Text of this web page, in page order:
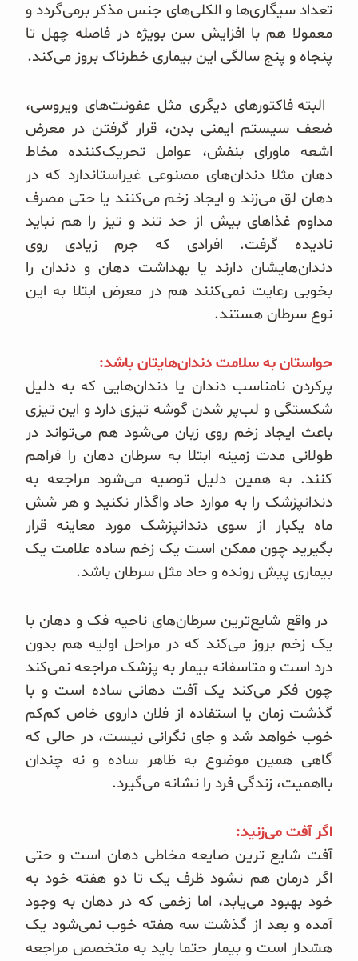
تعداد سیگاری‌ها و الکلی‌های جنس مذکر برمی‌گردد و
معمولا هم با افزایش سن بویژه در فاصله چهل تا
پنجاه و پنج سالگی این بیماری خطرناک بروز می‌کند.
البته فاکتورهای دیگری مثل عفونت‌های ویروسی،
ضعف سیستم ایمنی بدن، قرار گرفتن در معرض
اشعه ماورای بنفش، عوامل تحریک‌کننده مخاط
دهان مثلا دندان‌های مصنوعی غیراستاندارد که در
دهان لق می‌زند و ایجاد زخم می‌کنند یا حتی مصرف
مداوم غذاهای بیش از حد تند و تیز را هم نباید
نادیده گرفت. افرادی که جرم زیادی روی
دندان‌هایشان دارند یا بهداشت دهان و دندان را
بخوبی رعایت نمی‌کنند هم در معرض ابتلا به این
نوع سرطان هستند.
حواستان به سلامت دندان‌هایتان باشد:
پرکردن نامناسب دندان یا دندان‌هایی که به دلیل
شکستگی و لب‌پر شدن گوشه تیزی دارد و این تیزی
باعث ایجاد زخم روی زبان می‌شود هم می‌تواند در
طولانی مدت زمینه ابتلا به سرطان دهان را فراهم
کنند. به همین دلیل توصیه می‌شود مراجعه به
دندانپزشک را به موارد حاد واگذار نکنید و هر شش
ماه یکبار از سوی دندانپزشک مورد معاینه قرار
بگیرید چون ممکن است یک زخم ساده علامت یک
بیماری پیش رونده و حاد مثل سرطان باشد.
در واقع شایع‌ترین سرطان‌های ناحیه فک و دهان با
یک زخم بروز می‌کند که در مراحل اولیه هم بدون
درد است و متاسفانه بیمار به پزشک مراجعه نمی‌کند
چون فکر می‌کند یک آفت دهانی ساده است و با
گذشت زمان یا استفاده از فلان داروی خاص کم‌کم
خوب خواهد شد و جای نگرانی نیست، در حالی که
گاهی همین موضوع به ظاهر ساده و نه چندان
بااهمیت، زندگی فرد را نشانه می‌گیرد.
اگر آفت می‌زنید:
آفت شایع ترین ضایعه مخاطی دهان است و حتی
اگر درمان هم نشود ظرف یک تا دو هفته خود به
خود بهبود می‌یابد، اما زخمی که در دهان به وجود
آمده و بعد از گذشت سه هفته خوب نمی‌شود یک
هشدار است و بیمار حتما باید به متخصص مراجعه